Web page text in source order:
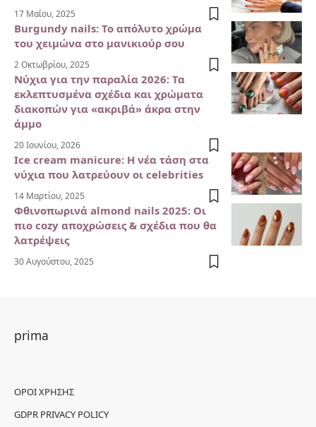
17 Μαΐου, 2025
Burgundy nails: Το απόλυτο χρώμα
του χειμώνα στο μανικιούρ σου
2 Οκτωβρίου, 2025
Νύχια για την παραλία 2026: Τα
εκλεπτυσμένα σχέδια και χρώματα
διακοπών για «ακριβά» άκρα στην
άμμο
20 Ιουνίου, 2026
Ice cream manicure: Η νέα τάση στα
νύχια που λατρεύουν οι celebrities
14 Μαρτίου, 2025
Φθινοπωρινά almond nails 2025: Οι
πιο cozy αποχρώσεις & σχέδια που θα
λατρέψεις
30 Αυγούστου, 2025
prima
ΌΡΟΙ ΧΡΉΣΗΣ
GDPR PRIVACY POLICY